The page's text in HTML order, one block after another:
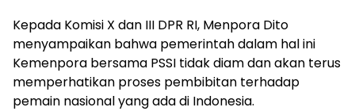
Kepada Komisi X dan III DPR RI, Menpora Dito
menyampaikan bahwa pemerintah dalam hal ini
Kemenpora bersama PSSI tidak diam dan akan terus
memperhatikan proses pembibitan terhadap
pemain nasional yang ada di Indonesia.